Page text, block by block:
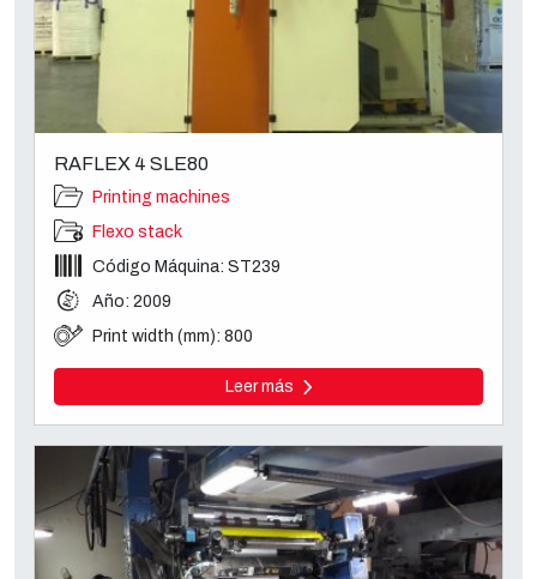
RAFLEX 4 SLE80
Printing machines
Flexo stack
Código Máquina: ST239
Año: 2009
Print width (mm): 800
Leer más